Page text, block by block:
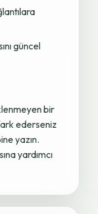
güncel
bir
ederseniz
yazın.
yardımcı